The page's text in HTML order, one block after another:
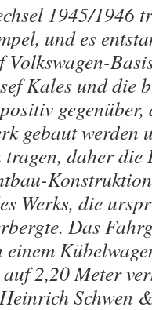
1945/1946
und es
Volkswagen-
Kales und die
gebaut werden
tragen, daher
Werks, die
Das
2,20 Meter
Schwen